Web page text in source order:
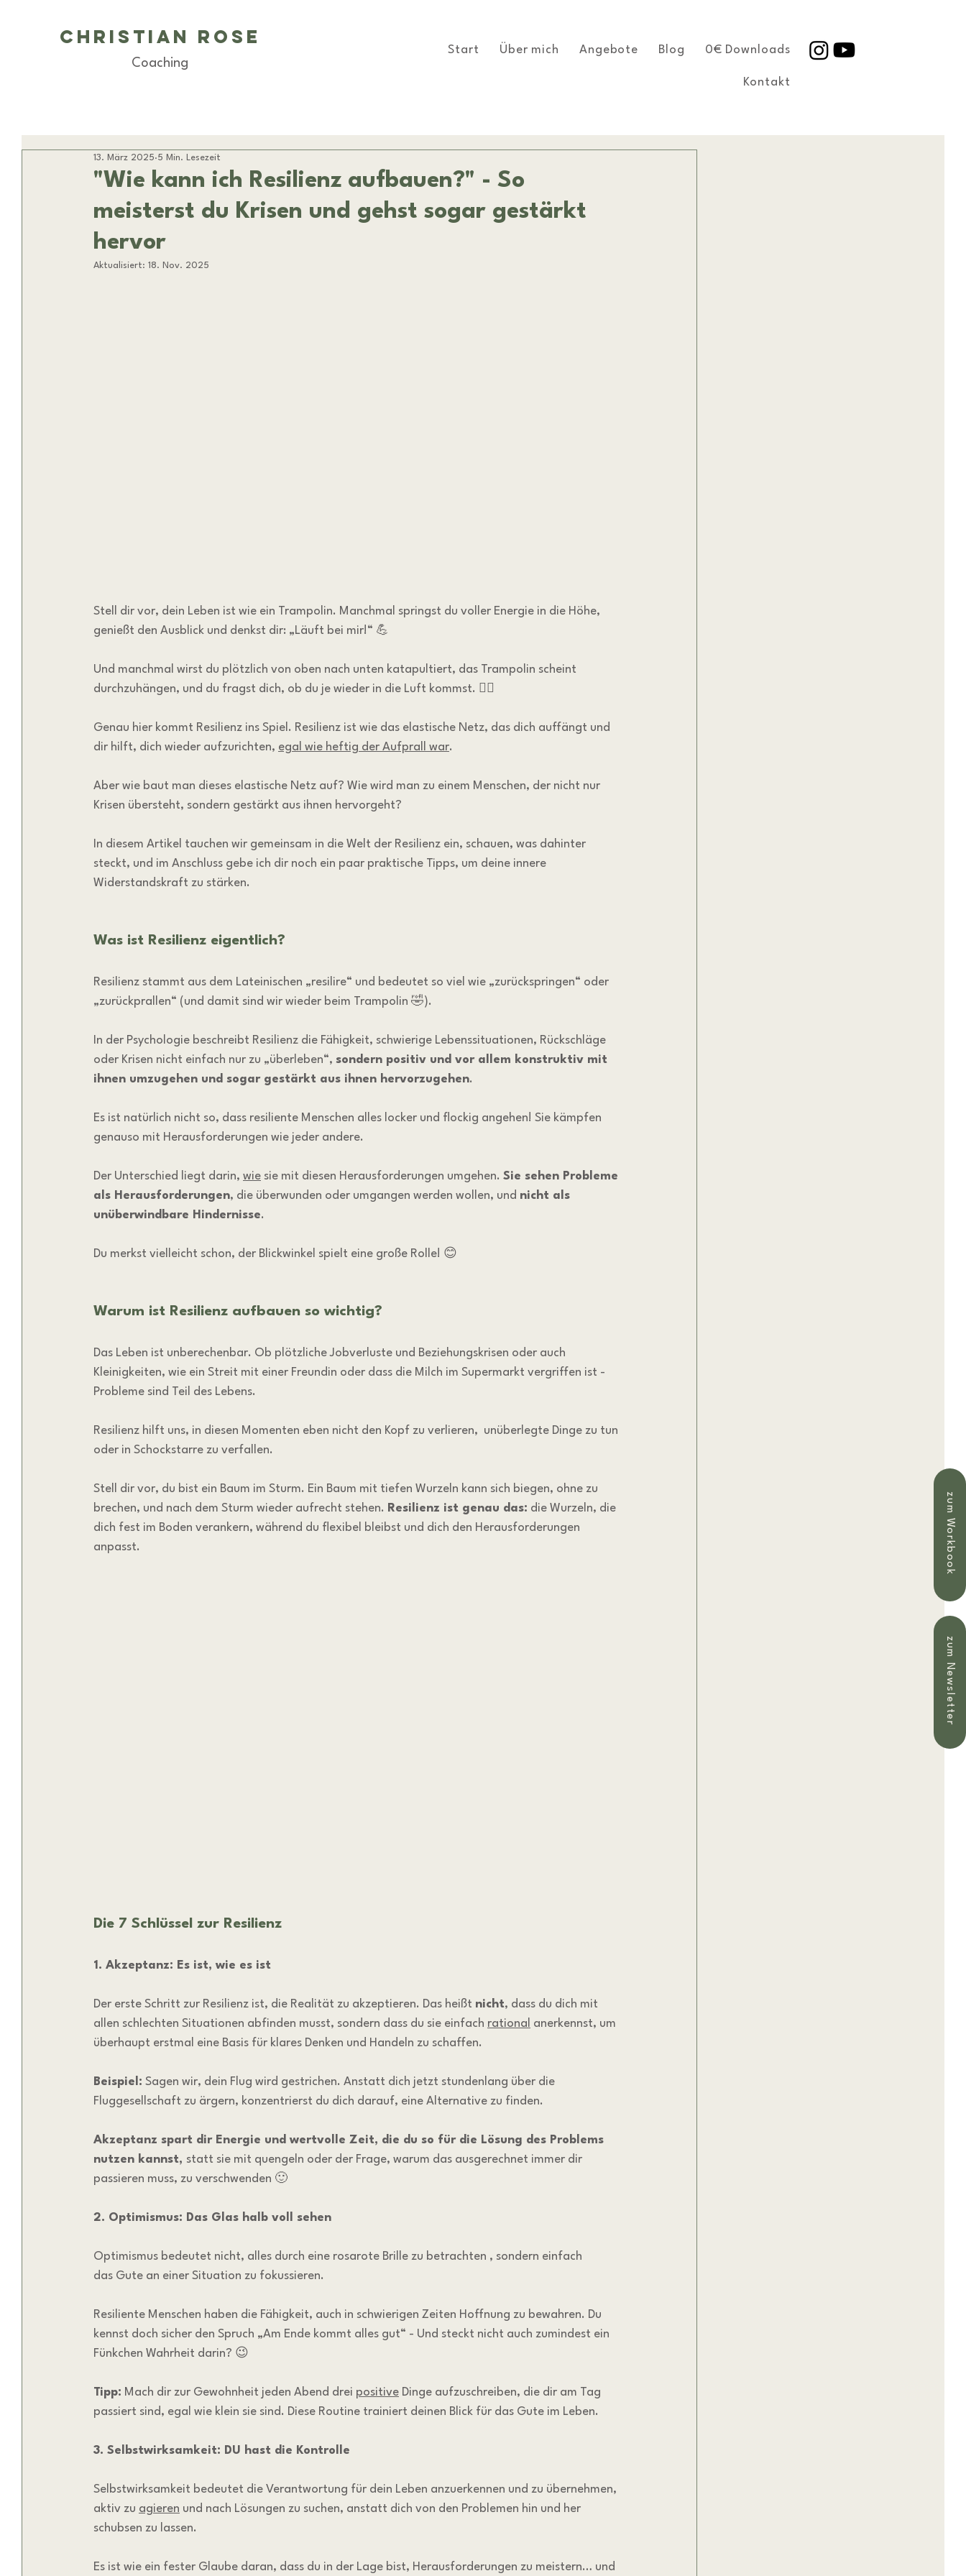
Christian Rose
Coaching
Start Über mich Angebote Blog 0€ Downloads
Kontakt
zum Workbook
zum Newsletter
"Wie kann ich Resilienz aufbauen?" - So
meisterst du Krisen und gehst sogar gestärkt
hervor
13. März 2025 5 Min. Lesezeit
Aktualisiert: 18. Nov. 2025
Stell dir vor, dein Leben ist wie ein Trampolin. Manchmal springst du voller Energie in die Höhe,
genießt den Ausblick und denkst dir: „Läuft bei mir!“ 💪
Und manchmal wirst du plötzlich von oben nach unten katapultiert, das Trampolin scheint
durchzuhängen, und du fragst dich, ob du je wieder in die Luft kommst. 😮‍💨
Genau hier kommt Resilienz ins Spiel. Resilienz ist wie das elastische Netz, das dich auffängt und
dir hilft, dich wieder aufzurichten, egal wie heftig der Aufprall war.
Aber wie baut man dieses elastische Netz auf? Wie wird man zu einem Menschen, der nicht nur
Krisen übersteht, sondern gestärkt aus ihnen hervorgeht?
In diesem Artikel tauchen wir gemeinsam in die Welt der Resilienz ein, schauen, was dahinter
steckt, und im Anschluss gebe ich dir noch ein paar praktische Tipps, um deine innere
Widerstandskraft zu stärken.
Was ist Resilienz eigentlich?
Resilienz stammt aus dem Lateinischen „resilire“ und bedeutet so viel wie „zurückspringen“ oder
„zurückprallen“ (und damit sind wir wieder beim Trampolin 🤣).
In der Psychologie beschreibt Resilienz die Fähigkeit, schwierige Lebenssituationen, Rückschläge
oder Krisen nicht einfach nur zu „überleben“, sondern positiv und vor allem konstruktiv mit
ihnen umzugehen und sogar gestärkt aus ihnen hervorzugehen.
Es ist natürlich nicht so, dass resiliente Menschen alles locker und flockig angehen! Sie kämpfen
genauso mit Herausforderungen wie jeder andere.
Der Unterschied liegt darin, wie sie mit diesen Herausforderungen umgehen. Sie sehen Probleme
als Herausforderungen, die überwunden oder umgangen werden wollen, und nicht als
unüberwindbare Hindernisse.
Du merkst vielleicht schon, der Blickwinkel spielt eine große Rolle! 😊
Warum ist Resilienz aufbauen so wichtig?
Das Leben ist unberechenbar. Ob plötzliche Jobverluste und Beziehungskrisen oder auch
Kleinigkeiten, wie ein Streit mit einer Freundin oder dass die Milch im Supermarkt vergriffen ist -
Probleme sind Teil des Lebens.
Resilienz hilft uns, in diesen Momenten eben nicht den Kopf zu verlieren,  unüberlegte Dinge zu tun
oder in Schockstarre zu verfallen.
Stell dir vor, du bist ein Baum im Sturm. Ein Baum mit tiefen Wurzeln kann sich biegen, ohne zu
brechen, und nach dem Sturm wieder aufrecht stehen. Resilienz ist genau das: die Wurzeln, die
dich fest im Boden verankern, während du flexibel bleibst und dich den Herausforderungen
anpasst.
Die 7 Schlüssel zur Resilienz
1. Akzeptanz: Es ist, wie es ist
Der erste Schritt zur Resilienz ist, die Realität zu akzeptieren. Das heißt nicht, dass du dich mit
allen schlechten Situationen abfinden musst, sondern dass du sie einfach rational anerkennst, um
überhaupt erstmal eine Basis für klares Denken und Handeln zu schaffen.
Beispiel: Sagen wir, dein Flug wird gestrichen. Anstatt dich jetzt stundenlang über die
Fluggesellschaft zu ärgern, konzentrierst du dich darauf, eine Alternative zu finden.
Akzeptanz spart dir Energie und wertvolle Zeit, die du so für die Lösung des Problems
nutzen kannst, statt sie mit quengeln oder der Frage, warum das ausgerechnet immer dir
passieren muss, zu verschwenden 🙂
2. Optimismus: Das Glas halb voll sehen
Optimismus bedeutet nicht, alles durch eine rosarote Brille zu betrachten , sondern einfach
das Gute an einer Situation zu fokussieren.
Resiliente Menschen haben die Fähigkeit, auch in schwierigen Zeiten Hoffnung zu bewahren. Du
kennst doch sicher den Spruch „Am Ende kommt alles gut“ - Und steckt nicht auch zumindest ein
Fünkchen Wahrheit darin? 😉
Tipp: Mach dir zur Gewohnheit jeden Abend drei positive Dinge aufzuschreiben, die dir am Tag
passiert sind, egal wie klein sie sind. Diese Routine trainiert deinen Blick für das Gute im Leben.
3. Selbstwirksamkeit: DU hast die Kontrolle
Selbstwirksamkeit bedeutet die Verantwortung für dein Leben anzuerkennen und zu übernehmen,
aktiv zu agieren und nach Lösungen zu suchen, anstatt dich von den Problemen hin und her
schubsen zu lassen.
Es ist wie ein fester Glaube daran, dass du in der Lage bist, Herausforderungen zu meistern… und